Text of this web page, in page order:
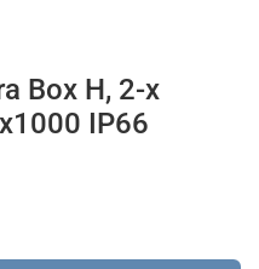
Box H, 2-х
IP66